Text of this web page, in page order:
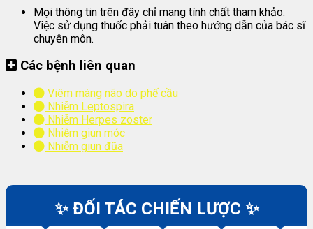
Mọi thông tin trên đây chỉ mang tính chất tham khảo.
Việc sử dụng thuốc phải tuân theo hướng dẫn của bác sĩ
chuyên môn.
Các bệnh liên quan
Viêm màng não do phế cầu
Nhiễm Leptospira
Nhiễm Herpes zoster
Nhiễm giun móc
Nhiễm giun đũa
✨ ĐỐI TÁC CHIẾN LƯỢC ✨